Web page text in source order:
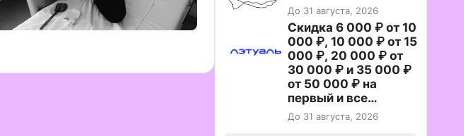
До 31 августа, 2026
Скидка 6 000 ₽ от 10
000 ₽, 10 000 ₽ от 15
000 ₽, 20 000 ₽ от
30 000 ₽ и 35 000 ₽
от 50 000 ₽ на
первый и все
повторные заказы по
промокоду НАБЕРИ
До 31 августа, 2026